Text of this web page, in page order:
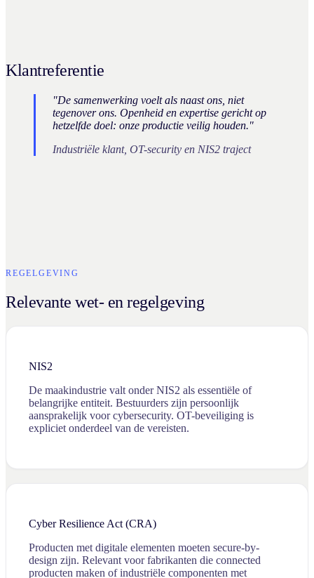
Klantreferentie
"De samenwerking voelt als naast ons, niet
tegenover ons. Openheid en expertise gericht op
hetzelfde doel: onze productie veilig houden."
Industriële klant, OT-security en NIS2 traject
REGELGEVING
Relevante wet- en regelgeving
NIS2
De maakindustrie valt onder NIS2 als essentiële of
belangrijke entiteit. Bestuurders zijn persoonlijk
aansprakelijk voor cybersecurity. OT-beveiliging is
expliciet onderdeel van de vereisten.
Cyber Resilience Act (CRA)
Producten met digitale elementen moeten secure-by-
design zijn. Relevant voor fabrikanten die connected
producten maken of industriële componenten met